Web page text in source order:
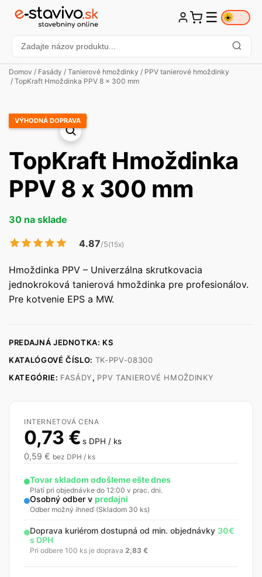
☰ ☀️
Domov / Fasády / Tanierové hmoždinky / PPV tanierové hmoždinky
/ TopKraft Hmoždinka PPV 8 x 300 mm
VÝHODNÁ DOPRAVA
TopKraft Hmoždinka
PPV 8 x 300 mm
30 na sklade
4.87/5(15x)
Hmoždinka PPV – Univerzálna skrutkovacia
jednokroková tanierová hmoždinka pre profesionálov.
Pre kotvenie EPS a MW.
PREDAJNÁ JEDNOTKA: KS
KATALÓGOVÉ ČÍSLO: TK-PPV-08300
KATEGÓRIE: FASÁDY, PPV TANIEROVÉ HMOŽDINKY
INTERNETOVÁ CENA
0,73 € s DPH / ks
0,59 € bez DPH / ks
Tovar skladom odošleme ešte dnes
Platí pri objednávke do 12:00 v prac. dni.
Osobný odber v predajni
Odber možný ihneď (Skladom 30 ks)
Doprava kuriérom dostupná od min. objednávky 30€
s DPH
Pri odbere 100 ks je doprava 2,83 €